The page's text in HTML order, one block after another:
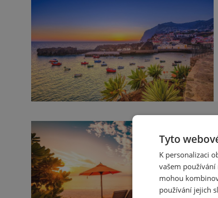
Tyto
K personalizaci
vašem
mohou
používání jejich